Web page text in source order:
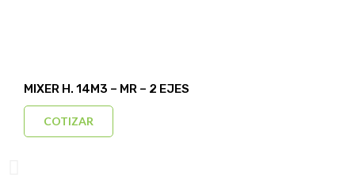
MIXER H. 14M3 – MR – 2 EJES
COTIZAR